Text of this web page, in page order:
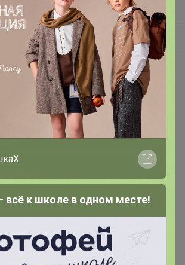
прочие марки
Франция
перец , пион, роза
цветочные древесно-мускусные.
Tresor Midnight Rose выпущен в
всё к школе в одном месте!